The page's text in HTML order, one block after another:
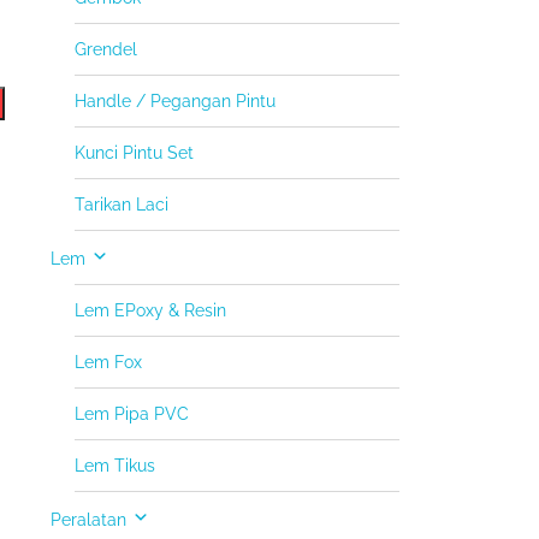
Grendel
Handle / Pegangan Pintu
Kunci Pintu Set
Tarikan Laci
Lem
Lem EPoxy & Resin
Lem Fox
Lem Pipa PVC
Lem Tikus
Peralatan